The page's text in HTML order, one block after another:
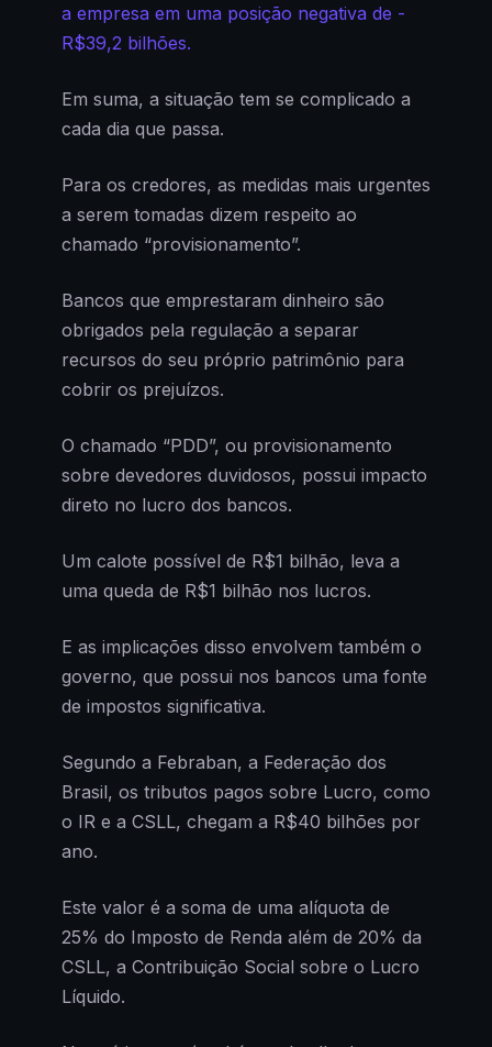
a empresa em uma posição negativa de -
R$39,2 bilhões.
Em suma, a situação tem se complicado a
cada dia que passa.
Para os credores, as medidas mais urgentes
a serem tomadas dizem respeito ao
chamado “provisionamento”.
Bancos que emprestaram dinheiro são
obrigados pela regulação a separar
recursos do seu próprio patrimônio para
cobrir os prejuízos.
O chamado “PDD”, ou provisionamento
sobre devedores duvidosos, possui impacto
direto no lucro dos bancos.
Um calote possível de R$1 bilhão, leva a
uma queda de R$1 bilhão nos lucros.
E as implicações disso envolvem também o
governo, que possui nos bancos uma fonte
de impostos significativa.
Segundo a Febraban, a Federação dos
Brasil, os tributos pagos sobre Lucro, como
o IR e a CSLL, chegam a R$40 bilhões por
ano.
Este valor é a soma de uma alíquota de
25% do Imposto de Renda além de 20% da
CSLL, a Contribuição Social sobre o Lucro
Líquido.